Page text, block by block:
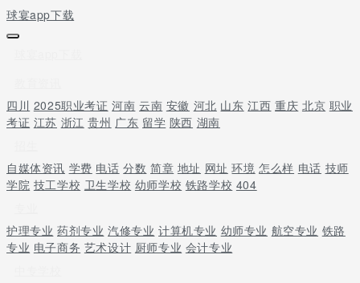
球宴app下载
四川 2025职业考证 河南 云南 安徽 河北 山东 江西 重庆 北京 职业
考证 江苏 浙江 贵州 广东 留学 陕西 湖南
自媒体资讯 学费 电话 分数 简章 地址 网址 环境 怎么样 电话 技师
学院 技工学校 卫生学校 幼师学校 铁路学校 404
护理专业 药剂专业 汽修专业 计算机专业 幼师专业 航空专业 铁路
专业 电子商务 艺术设计 厨师专业 会计专业